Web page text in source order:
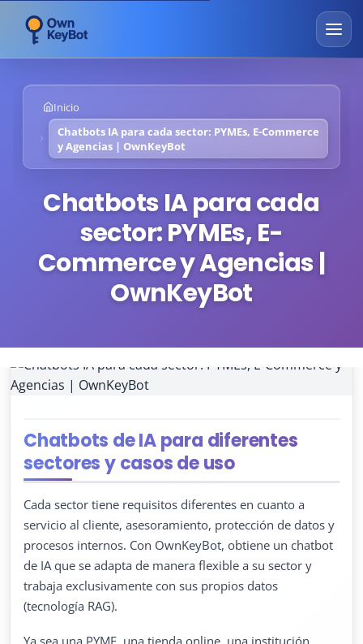
Inicio
Chatbots IA para cada sector: PYMEs, E-Commerce
y Agencias | OwnKeyBot
Chatbots IA para cada
sector: PYMEs, E-
Commerce y Agencias |
OwnKeyBot
Chatbots de IA para diferentes
sectores y casos de uso
Cada sector tiene requisitos diferentes en cuanto a
servicio al cliente, asesoramiento, protección de datos y
procesos internos. Con OwnKeyBot, obtiene un chatbot
de IA que se adapta de manera flexible a su sector y
trabaja exclusivamente con sus propios datos
(tecnología RAG).
Ya sea una PYME, una tienda online, una institución